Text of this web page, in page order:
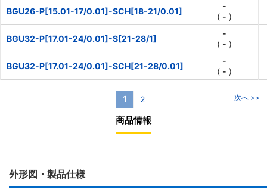
BGU26-P[15.01-17/0.01]-SCH[18-21/0.01]
-
( - )
BGU32-P[17.01-24/0.01]-S[21-28/1]
-
( - )
BGU32-P[17.01-24/0.01]-SCH[21-28/0.01]
-
( - )
1 2 次へ >>
商品情報
外形図・製品仕様